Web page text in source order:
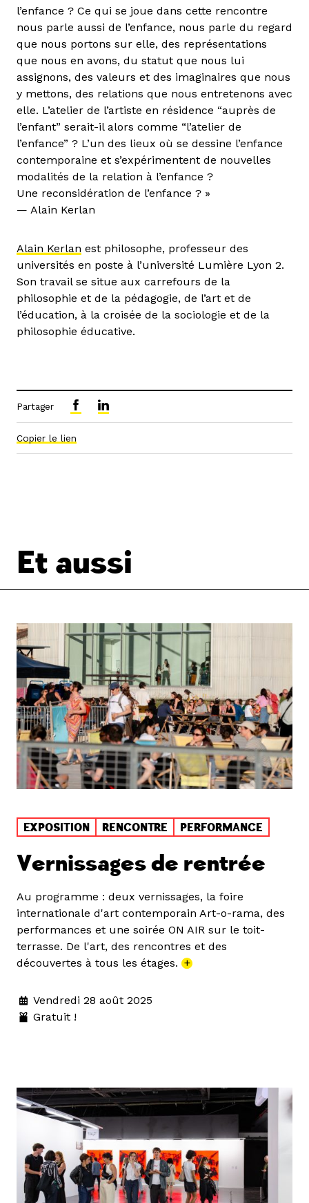
l’enfance ? Ce qui se joue dans cette rencontre
nous parle aussi de l’enfance, nous parle du regard
que nous portons sur elle, des représentations
que nous en avons, du statut que nous lui
assignons, des valeurs et des imaginaires que nous
y mettons, des relations que nous entretenons avec
elle. L’atelier de l’artiste en résidence “auprès de
l’enfant” serait-il alors comme “l’atelier de
l’enfance” ? L’un des lieux où se dessine l’enfance
contemporaine et s’expérimentent de nouvelles
modalités de la relation à l’enfance ?
Une reconsidération de l’enfance ? »
— Alain Kerlan
Alain Kerlan est philosophe, professeur des
universités en poste à l’université Lumière Lyon 2.
Son travail se situe aux carrefours de la
philosophie et de la pédagogie, de l’art et de
l’éducation, à la croisée de la sociologie et de la
philosophie éducative.
Partager
Copier le lien
Et aussi
EXPOSITION RENCONTRE PERFORMANCE
Vernissages de rentrée
Au programme : deux vernissages, la foire
internationale d'art contemporain Art-o-rama, des
performances et une soirée ON AIR sur le toit-
terrasse. De l'art, des rencontres et des
découvertes à tous les étages. +
Vendredi 28 août 2025
Gratuit !